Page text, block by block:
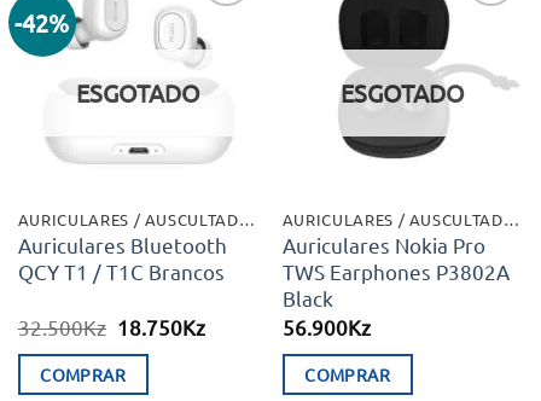
-42%
Adicionar
aos meus
desejos
ESGOTADO
AURICULARES / AUSCULTADORES
Auriculares Bluetooth
QCY T1 / T1C Brancos
32.500Kz O
original
era:
18.750KzO
COMPRAR
Adicionar
aos meus
desejos
ESGOTADO
AURICULARES / AUSCULTADORES
Auriculares Nokia Pro
TWS Earphones P3802A
Black
56.900Kz
COMPRAR